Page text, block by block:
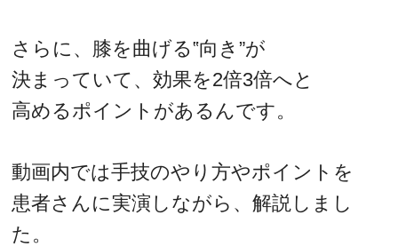
さらに、膝を曲げる‟向き”が
決まっていて、効果を2倍3倍へと
高めるポイントがあるんです。
動画内では手技のやり方やポイントを
患者さんに実演しながら、解説しまし
た。